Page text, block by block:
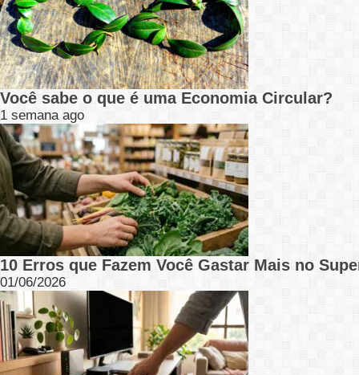
Você sabe o que é uma Economia Circular?
1 semana ago
10 Erros que Fazem Você Gastar Mais no
01/06/2026